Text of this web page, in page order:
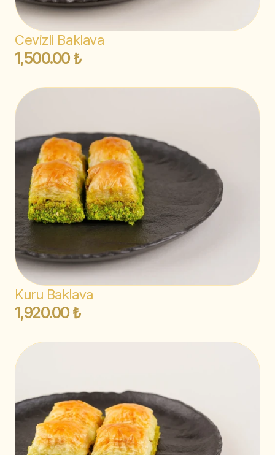
Cevizli Baklava
1,500.00 ₺
Kuru Baklava
1,920.00 ₺